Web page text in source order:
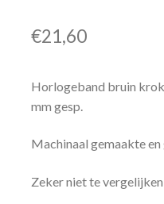
€21,60
Horlogeband bruin
mm gesp.
Machinaal gemaakte
Zeker niet te